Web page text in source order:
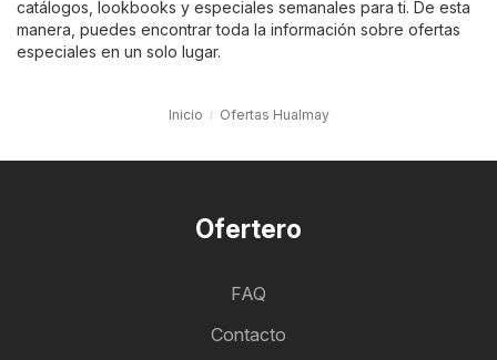
catálogos, lookbooks y especiales semanales para ti. De esta
manera, puedes encontrar toda la información sobre ofertas
especiales en un solo lugar.
Inicio Ofertas Hualmay
Ofertero
FAQ
Contacto